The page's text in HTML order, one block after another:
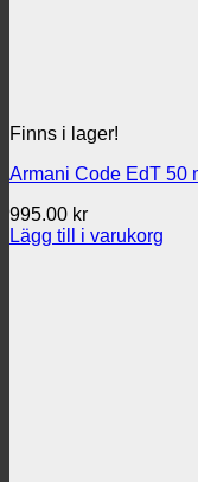
Finns i lager!
Armani Code EdT 50
995.00 kr
Lägg till i varukorg